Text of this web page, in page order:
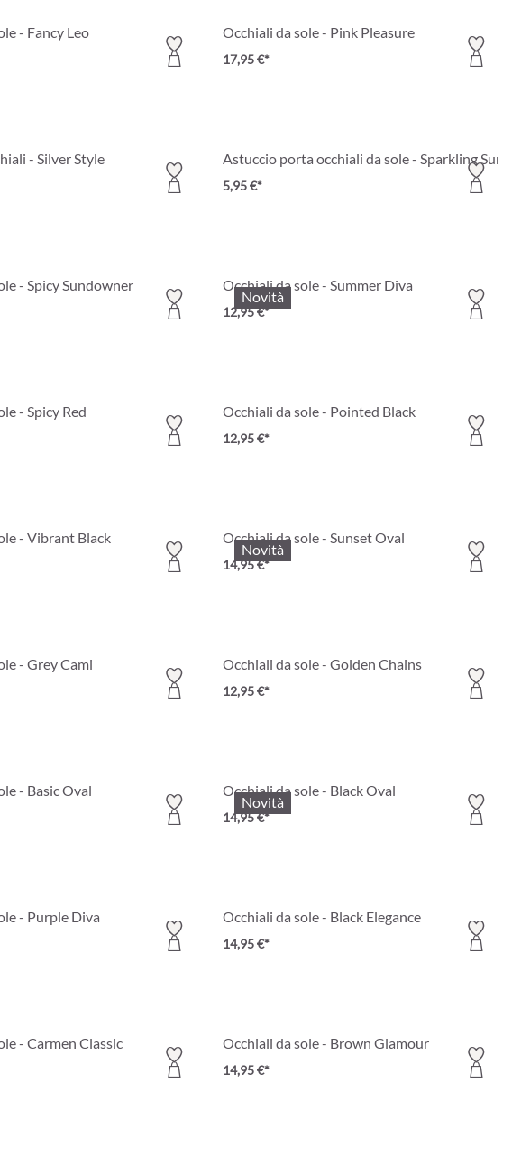
- Fancy Leo Occhiali da sole - Pink Pleasure
17,95 €*
- Silver Style Astuccio porta occhiali da sole - Sparkling Sun
5,95 €*
- Spicy Sundowner
Novità
Occhiali da sole - Summer Diva
12,95 €*
- Spicy Red Occhiali da sole - Pointed Black
12,95 €*
- Vibrant Black
Novità
Occhiali da sole - Sunset Oval
14,95 €*
- Grey Cami Occhiali da sole - Golden Chains
12,95 €*
- Basic Oval
Novità
Occhiali da sole - Black Oval
14,95 €*
- Purple Diva Occhiali da sole - Black Elegance
14,95 €*
- Carmen Classic Occhiali da sole - Brown Glamour
14,95 €*